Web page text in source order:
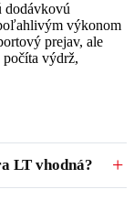
dodávkovú
výkonom
prejav, ale
počíta výdrž,
LT vhodná?